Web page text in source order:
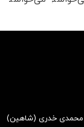
محمدی خدری (شاهین)